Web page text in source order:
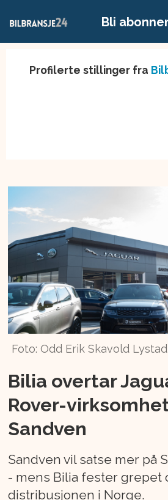
Bli
Profilerte stillinger fra
Foto: Odd Erik Skavold Lystad
Bilia overtar
Rover-
Sandven
Sandven vil satse mer på
- mens Bilia fester grepet
distribusjonen i Norge.